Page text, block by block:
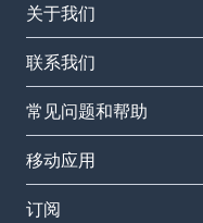
关于我们
联系我们
常见问题和帮助
移动应用
订阅